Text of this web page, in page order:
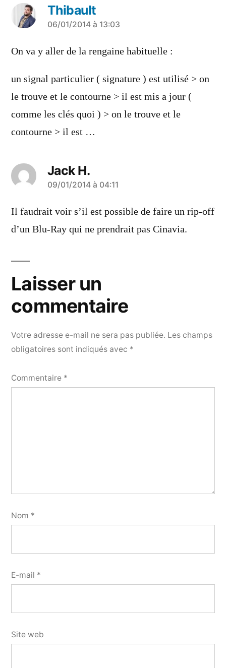
Thibault
a
dit :
06/01/2014 à 13:03
On va y aller de la rengaine habituelle :
un signal particulier ( signature ) est utilisé > on
le trouve et le contourne > il est mis a jour (
comme les clés quoi ) > on le trouve et le
contourne > il est …
Jack H.
a
dit :
09/01/2014 à 04:11
Il faudrait voir s’il est possible de faire un rip-off
d’un Blu-Ray qui ne prendrait pas Cinavia.
Laisser un
commentaire
Votre adresse e-mail ne sera pas publiée. Les champs
obligatoires sont indiqués avec *
Commentaire *
Nom *
E-mail *
Site web